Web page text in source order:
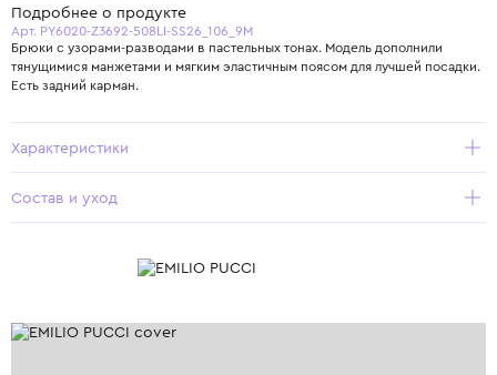
Подробнее о продукте
Арт. PY6020-Z3692-508LI-SS26_106_9M
Брюки с узорами-разводами в пастельных тонах. Модель дополнили
тянущимися манжетами и мягким эластичным поясом для лучшей посадки.
Есть задний карман.
Характеристики
Состав и уход